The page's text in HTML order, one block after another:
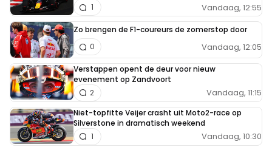
Vandaag, 12:55
1
Zo brengen de F1-coureurs de zomerstop door
Vandaag, 12:05
0
Verstappen opent de deur voor nieuw
evenement op Zandvoort
Vandaag, 11:15
2
Niet-topfitte Veijer crasht uit Moto2-race op
Silverstone in dramatisch weekend
Vandaag, 10:30
1